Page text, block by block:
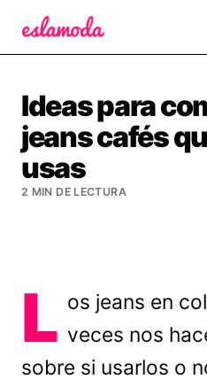
Ideas para
jeans cafés
usas
2 MIN DE LECTURA
L os jeans en
veces nos
sobre si usarlos o